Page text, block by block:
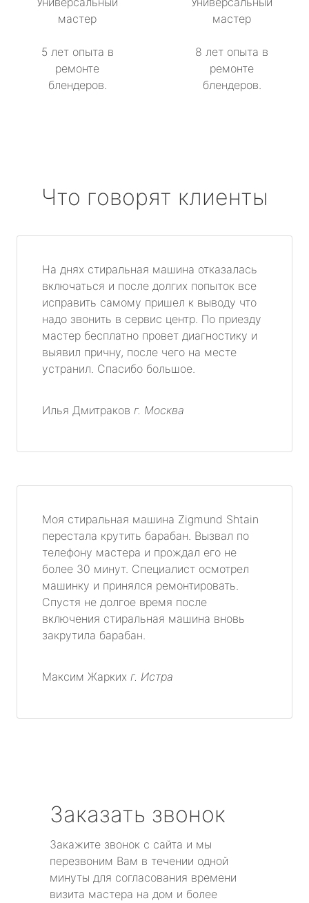
мастер
5 лет опыта в
ремонте
блендеров.
мастер
8 лет опыта в
ремонте
блендеров.
Что говорят клиенты
На днях стиральная машина отказалась
включаться и после долгих попыток все
исправить самому пришел к выводу что
надо звонить в сервис центр. По приезду
мастер бесплатно провет диагностику и
выявил причну, после чего на месте
устранил. Спасибо большое.
Илья Дмитраков г. Москва
Моя стиральная машина Zigmund Shtain
перестала крутить барабан. Вызвал по
телефону мастера и прождал его не
более 30 минут. Специалист осмотрел
машинку и принялся ремонтировать.
Спустя не долгое время после
включения стиральная машина вновь
закрутила барабан.
Максим Жарких г. Истра
Заказать звонок
Закажите звонок с сайта и мы
перезвоним Вам в течении одной
минуты для согласования времени
визита мастера на дом и более